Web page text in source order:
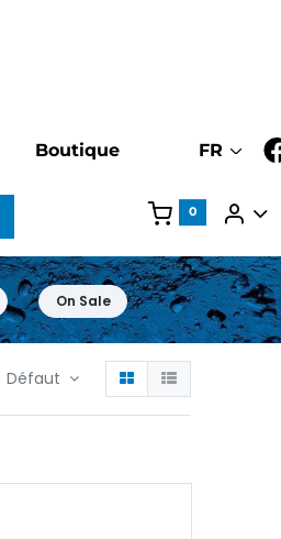
Boutique FR
0
On Sale
Défaut